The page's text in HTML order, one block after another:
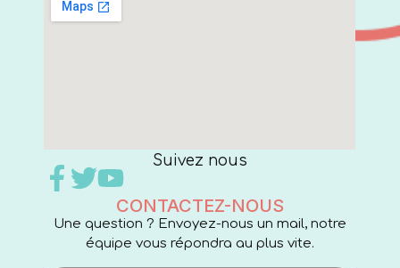
Suivez nous
CONTACTEZ-NOUS
Une question ? Envoyez-nous un mail, notre
équipe vous répondra au plus vite.